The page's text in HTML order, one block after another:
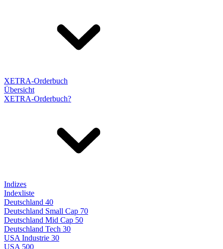
XETRA-Orderbuch
Übersicht
XETRA-Orderbuch?
Indizes
Indexliste
Deutschland 40
Deutschland Small Cap 70
Deutschland Mid Cap 50
Deutschland Tech 30
USA Industrie 30
USA 500